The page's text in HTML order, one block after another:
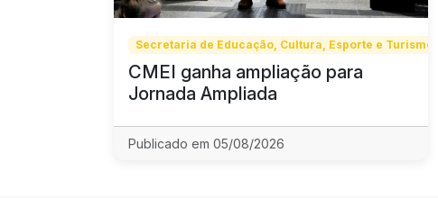
Secretaria de Educação, Cultura, Esporte e Turismo
CMEI ganha ampliação para
Jornada Ampliada
Publicado em 05/08/2026